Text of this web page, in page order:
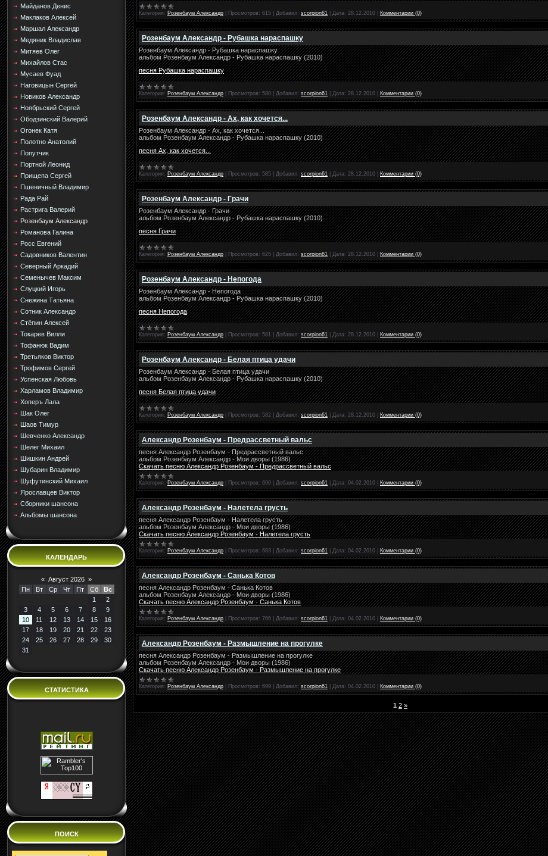
Майданов Денис
Маклаков Алексей
Маршал Александр
Медяник Владислав
Митяев Олег
Михайлов Стас
Мусаев Фуад
Наговицын Сергей
Новиков Александр
Ноябрьский Сергей
Ободзинский Валерий
Огонек Катя
Полотно Анатолий
Попутчик
Портной Леонид
Прищепа Сергей
Пшеничный Владимир
Рада Рай
Растрига Валерий
Розенбаум Александр
Романова Галина
Росс Евгений
Садовников Валентин
Северный Аркадий
Семенычев Максим
Слуцкий Игорь
Снежина Татьяна
Сотник Александр
Стёпин Алексей
Токарев Вилли
Тофанюк Вадим
Третьяков Виктор
Трофимов Сергей
Успенская Любовь
Харламов Владимир
Хоперъ Лала
Шак Олег
Шаов Тимур
Шевченко Александр
Шелег Михаил
Шишкин Андрей
Шубарин Владимир
Шуфутинский Михаил
Ярославцев Виктор
Сборники шансона
Альбомы шансона
КАЛЕНДАРЬ
« Август 2026 »
Пн
Вт Ср Чт Пт Сб
Вс
1
2
3
4 5 6 7 8
9
10
11 12 13 14 15
16
17
18 19 20 21 22
23
24
25 26 27 28 29
30
31
СТАТИСТИКА
ПОИСК
Категория: Розенбаум Александр Просмотров: 615 Добавил: scorpion61 Дата: 28.12.2010 Комментарии (0)
Розенбаум Александр - Рубашка нараспашку
Розенбаум Александр - Рубашка нараспашку
альбом Розенбаум Александр - Рубашка нараспашку (2010)
песня Рубашка нараспашку
Категория: Розенбаум Александр Просмотров: 580 Добавил: scorpion61 Дата: 28.12.2010 Комментарии (0)
Розенбаум Александр - Ах, как хочется...
Розенбаум Александр - Ах, как хочется...
альбом Розенбаум Александр - Рубашка нараспашку (2010)
песня Ах, как хочется...
Категория: Розенбаум Александр Просмотров: 585 Добавил: scorpion61 Дата: 28.12.2010 Комментарии (0)
Розенбаум Александр - Грачи
Розенбаум Александр - Грачи
альбом Розенбаум Александр - Рубашка нараспашку (2010)
песня Грачи
Категория: Розенбаум Александр Просмотров: 625 Добавил: scorpion61 Дата: 28.12.2010 Комментарии (0)
Розенбаум Александр - Непогода
Розенбаум Александр - Непогода
альбом Розенбаум Александр - Рубашка нараспашку (2010)
песня Непогода
Категория: Розенбаум Александр Просмотров: 581 Добавил: scorpion61 Дата: 28.12.2010 Комментарии (0)
Розенбаум Александр - Белая птица удачи
Розенбаум Александр - Белая птица удачи
альбом Розенбаум Александр - Рубашка нараспашку (2010)
песня Белая птица удачи
Категория: Розенбаум Александр Просмотров: 582 Добавил: scorpion61 Дата: 28.12.2010 Комментарии (0)
Александр Розенбаум - Предрассветный вальс
песня Александр Розенбаум - Предрассветный вальс
альбом Розенбаум Александр - Мои дворы (1986)
Скачать песню Александр Розенбаум - Предрассветный вальс
Категория: Розенбаум Александр Просмотров: 690 Добавил: scorpion61 Дата: 04.02.2010 Комментарии (0)
Александр Розенбаум - Налетела грусть
песня Александр Розенбаум - Налетела грусть
альбом Розенбаум Александр - Мои дворы (1986)
Скачать песню Александр Розенбаум - Налетела грусть
Категория: Розенбаум Александр Просмотров: 683 Добавил: scorpion61 Дата: 04.02.2010 Комментарии (0)
Александр Розенбаум - Санька Котов
песня Александр Розенбаум - Санька Котов
альбом Розенбаум Александр - Мои дворы (1986)
Скачать песню Александр Розенбаум - Санька Котов
Категория: Розенбаум Александр Просмотров: 766 Добавил: scorpion61 Дата: 04.02.2010 Комментарии (0)
Александр Розенбаум - Размышление на прогулке
песня Александр Розенбаум - Размышление на прогулке
альбом Розенбаум Александр - Мои дворы (1986)
Скачать песню Александр Розенбаум - Размышление на прогулке
Категория: Розенбаум Александр Просмотров: 699 Добавил: scorpion61 Дата: 04.02.2010 Комментарии (0)
1 2 »